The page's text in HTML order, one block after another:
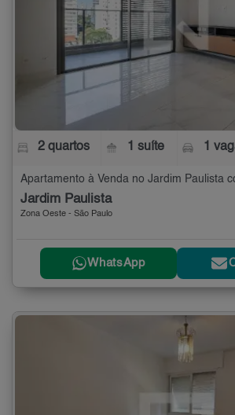
2 quartos 1 suíte 1
Apartamento à Venda no Jardim Paulista
Jardim Paulista
Zona Oeste - São Paulo
WhatsApp